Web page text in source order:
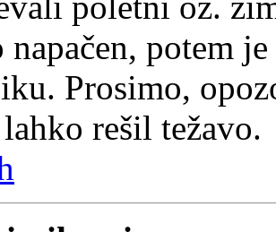
napačen, potem
Prosimo,
rešil težavo.